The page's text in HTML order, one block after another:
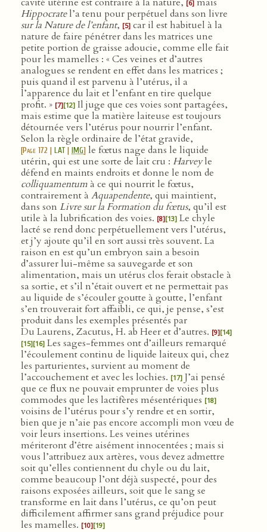
[6]
Hippocratel’a tenu pour perpétuel dans son livre
sur la Nature de l’enfant, [5] car il est habituel à la
nature de faire pénétrer dans les matrices une
petite portion de graisse adoucie, comme elle fait
pour les mamelles : « Ces veines et d’autres
analogues se rendent en effet dans les matrices ;
puis quand il est parvenu à l’utérus, il a
l’apparence du lait et l’enfant en tire quelque
profit. » [7][12] Il juge que ces voies sont partagées,
mais estime que la matière laiteuse est toujours
détournée vers l’utérus pour nourrir l’enfant.
Selon la règle ordinaire de l’état gravide,
[Page 172 | LAT| IMG] le fœtus nage dans le liquide
utérin, qui est une sorte de lait cru : Harveyle
défend en maints endroits et donne le nom de
colliquamentumà ce qui nourrit le fœtus,
contrairement à Aquapendente, qui maintient,
dans son Livre sur la Formation du fœtus, qu’il est
utile à la lubrification des voies. [8][13] Le chyle
lacté se rend donc perpétuellement vers l’utérus,
et j’y ajoute qu’il en sort aussi très souvent. La
raison en est qu’un embryon sain a besoin
d’assurer lui-même sa sauvegarde et son
alimentation, mais un utérus clos ferait obstacle à
sa sortie, et s’il n’était ouvert et ne permettait pas
au liquide de s’écouler goutte à goutte, l’enfant
s’en trouverait fort affaibli, ce qui, je pense, s’est
produit dans les exemples présentés par
Du Laurens, Zacutus, H. ab Heer et d’autres. [9][14]
[15][16] Les sages-femmes ont d’ailleurs remarqué
l’écoulement continu de liquide laiteux qui, chez
les parturientes, survient au moment de
l’accouchement et avec les lochies. [17] J’ai pensé
que ce flux ne pouvait emprunter de voies plus
commodes que les lactifères mésentériques [18]
voisins de l’utérus pour s’y rendre et en sortir,
bien que je n’aie pas encore accompli mon vœu de
voir leurs insertions. Les veines utérines
mériteront d’être aisément innocentées ; mais si
vous l’attribuez aux artères, vous devez admettre
soit qu’elles contiennent du chyle ou du lait,
comme beaucoup l’ont déjà suspecté, pour des
raisons exposées ailleurs, soit que le sang se
transforme en lait dans l’utérus, ce qu’on peut
difficilement affirmer sans grand préjudice pour
les mamelles. [10][19]